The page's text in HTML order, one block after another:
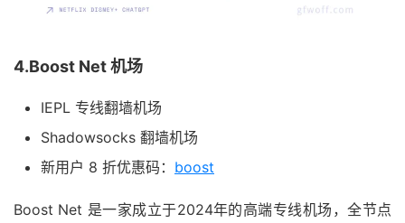
4.Boost Net 机场
IEPL 专线翻墙机场
Shadowsocks 翻墙机场
新用户 8 折优惠码： boost
Boost Net 是一家成立于2024年的高端专线机场，全节点